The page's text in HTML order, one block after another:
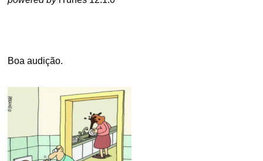
Boa audição.